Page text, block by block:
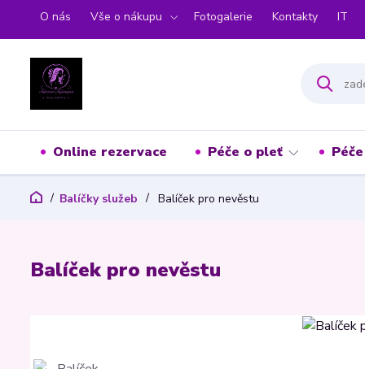
O nás Vše o nákupu Fotogalerie Kontakty IT
Online rezervace Péče o pleť
Balíčky služeb Balíček pro nevěstu
Balíček pro nevěstu